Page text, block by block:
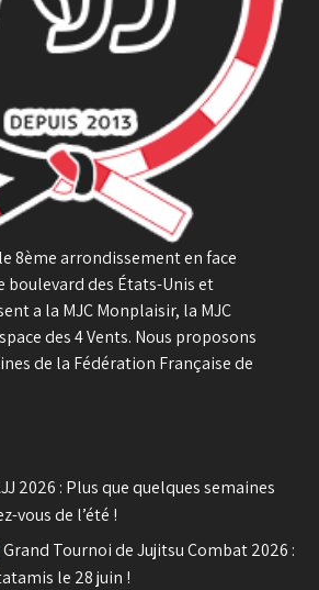
8ème arrondissement en face
boulevard des États-Unis et
a la MJC Monplaisir, la MJC
des 4 Vents. Nous proposons
de la Fédération Française de
2026 : Plus que quelques semaines
vous de l’été !
Grand Tournoi de Jujitsu Combat 2026 :
le 28 juin !